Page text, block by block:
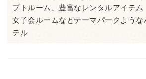
プトルーム、豊富なレンタルアイテム
女子会ルームなどテーマパークような
テル